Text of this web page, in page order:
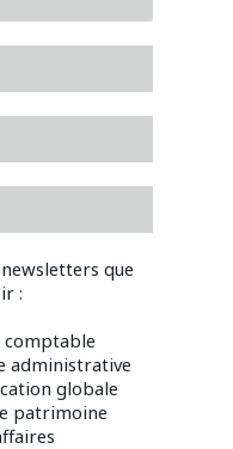
que
:
comptable
administrative
globale
patrimoine